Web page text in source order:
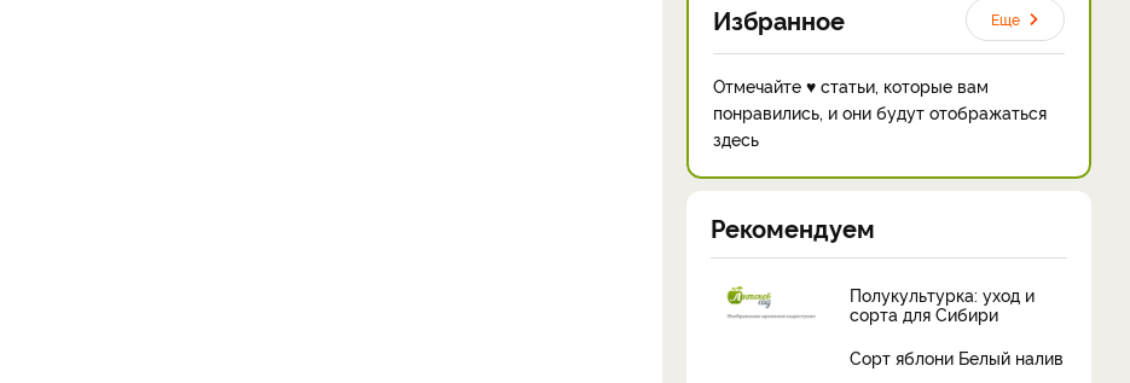
Избранное Еще
Отмечайте ♥ статьи, которые вам
понравились, и они будут отображаться
здесь
Рекомендуем
Полукультурка: уход и
сорта для Сибири
Сорт яблони Белый налив